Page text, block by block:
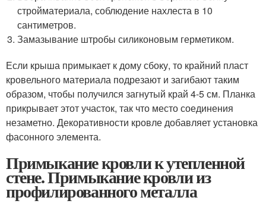
стройматериала, соблюдение нахлеста в 10
сантиметров.
Замазывание штробы силиконовым герметиком.
Если крыша примыкает к дому сбоку, то крайний пласт
кровельного материала подрезают и загибают таким
образом, чтобы получился загнутый край 4-5 см. Планка
прикрывает этот участок, так что место соединения
незаметно. Декоративности кровле добавляет установка
фасонного элемента.
Примыкание кровли к утепленной
стене. Примыкание кровли из
профилированного металла